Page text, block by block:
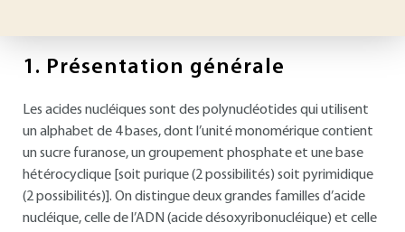
1. Présentation générale
Les acides nucléiques sont des polynucléotides qui utilisent
un alphabet de 4 bases, dont l’unité monomérique contient
un sucre furanose, un groupement phosphate et une base
hétérocyclique [soit purique (2 possibilités) soit pyrimidique
(2 possibilités)]. On distingue deux grandes familles d’acide
nucléique, celle de l’ADN (acide désoxyribonucléique) et celle